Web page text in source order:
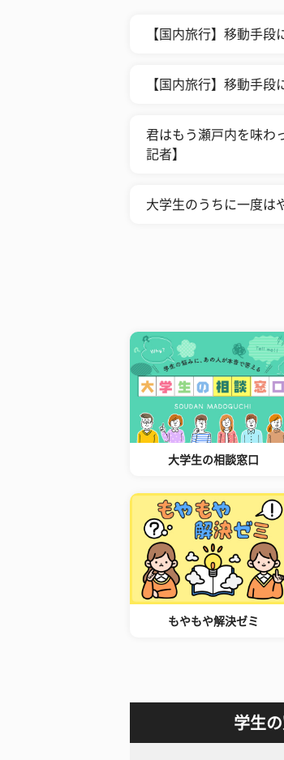
【国内旅行】移動手段
【国内旅行】移動手段
君はもう瀬戸内を味わ
記者】
大学生のうちに一度は
大学生の相談窓口
もやもや解決ゼミ
学生